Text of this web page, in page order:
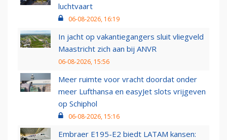
luchtvaart
06-08-2026, 16:19
In jacht op vakantiegangers sluit vliegveld
Maastricht zich aan bij ANVR
06-08-2026, 15:56
Meer ruimte voor vracht doordat onder
meer Lufthansa en easyJet slots vrijgeven
op Schiphol
06-08-2026, 15:16
Embraer E195-E2 biedt LATAM kansen: